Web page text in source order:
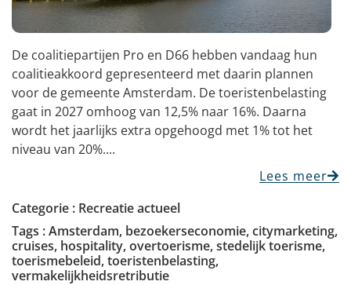
De coalitiepartijen Pro en D66 hebben vandaag hun
coalitieakkoord gepresenteerd met daarin plannen
voor de gemeente Amsterdam. De toeristenbelasting
gaat in 2027 omhoog van 12,5% naar 16%. Daarna
wordt het jaarlijks extra opgehoogd met 1% tot het
niveau van 20%....
Lees meer
Categorie : Recreatie actueel
Tags :Amsterdam, bezoekerseconomie,citymarketing,
cruises, hospitality,overtoerisme,stedelijk toerisme,
toerismebeleid,toeristenbelasting,
vermakelijkheidsretributie